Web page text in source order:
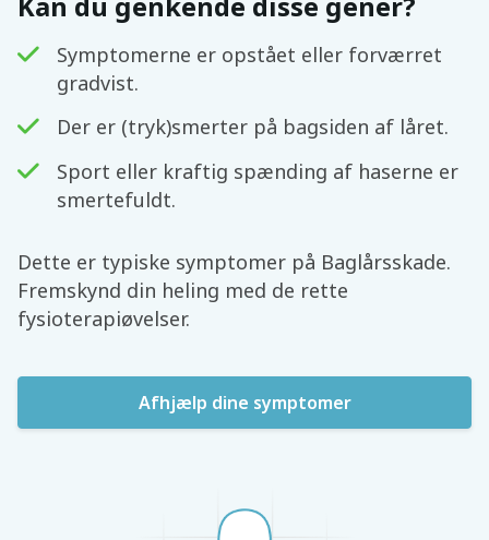
Symptomerne er opstået eller forværret
gradvist.
Der er (tryk)smerter på bagsiden af låret.
Sport eller kraftig spænding af haserne er
smertefuldt.
Dette er typiske symptomer på Baglårsskade.
Fremskynd din heling med de rette
fysioterapiøvelser.
Afhjælp dine symptomer